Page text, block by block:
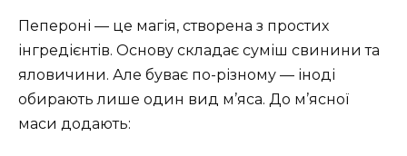
Пепероні — це магія, створена з простих
інгредієнтів. Основу складає суміш свинини та
яловичини. Але буває по-різному — іноді
обирають лише один вид м’яса. До м’ясної
маси додають: